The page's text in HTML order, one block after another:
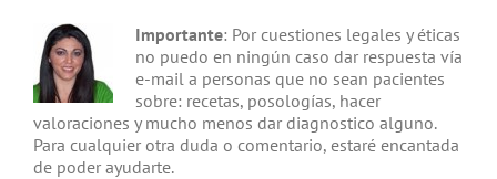
Importante: Por cuestiones legales y éticas
no puedo en ningún caso dar respuesta vía
e-mail a personas que no sean pacientes
sobre: recetas, posologías, hacer
valoraciones y mucho menos dar diagnostico alguno.
Para cualquier otra duda o comentario, estaré encantada
de poder ayudarte.